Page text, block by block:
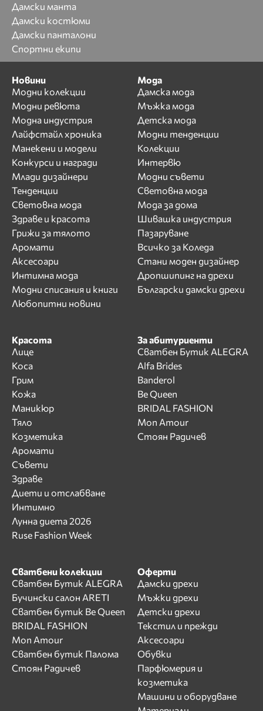
Дамски манта
Дамски костюми
Дамски панталони
Спортни екипи
Новини
Модни колекции
Модни ревюта
Модна индустрия
Лайфстайл хроника
Манекени и модели
Конкурси и награди
Млади дизайнери
Тенденции
Световна мода
Здраве и красота
Грижи за тялото
Аромати
Аксесоари
Интимна мода
Модни списания и книги
Любопитни новини
Мода
Дамска мода
Мъжка мода
Детска мода
Модни тенденции
Колекции
Интервю
Модни съвети
Световна мода
Мода за дома
Шивашка индустрия
Пазаруване
Всичко за Коледа
Стани моден дизайнер
Дропшипинг на дрехи
Български дамски дрехи
Красота
Лице
Коса
Грим
Кожа
Маникюр
Тяло
Козметика
Аромати
Съвети
Здраве
Диети и отслабване
Интимно
Лунна диета 2026
Ruse Fashion Week
За абитуриенти
Сватбен Бутик ALEGRA
Alfa Brides
Banderol
Be Queen
BRIDAL FASHION
Mon Amour
Стоян Радичев
Сватбени колекции
Сватбен Бутик ALEGRA
Бучински салон ARETI
Сватбен бутик Be Queen
BRIDAL FASHION
Mon Amour
Сватбен бутик Палома
Стоян Радичев
Оферти
Дамски дрехи
Мъжки дрехи
Детски дрехи
Текстил и прежди
Аксесоари
Обувки
Парфюмерия и
козметика
Машини и оборудване